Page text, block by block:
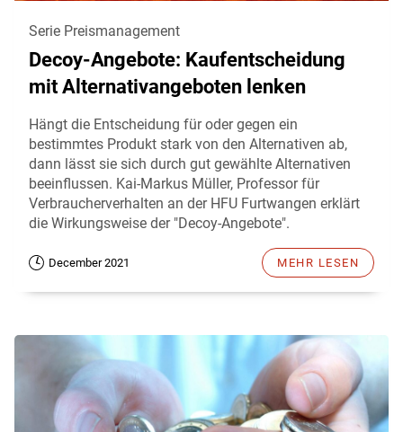
Serie Preismanagement
Decoy-Angebote: Kaufentscheidung
mit Alternativangeboten lenken
Hängt die Entscheidung für oder gegen ein
bestimmtes Produkt stark von den Alternativen ab,
dann lässt sie sich durch gut gewählte Alternativen
beeinflussen. Kai-Markus Müller, Professor für
Verbraucherverhalten an der HFU Furtwangen erklärt
die Wirkungsweise der "Decoy-Angebote".
December 2021 MEHR LESEN